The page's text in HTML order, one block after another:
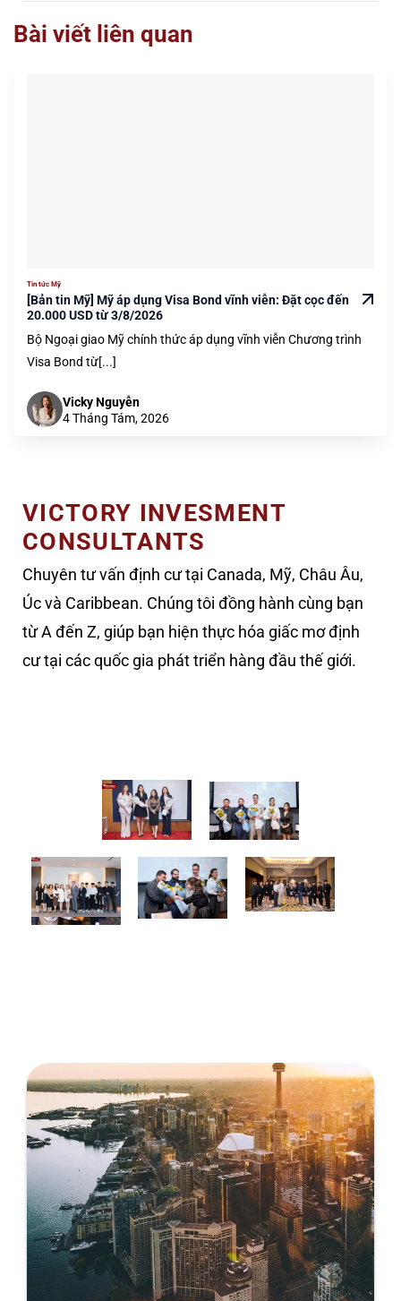
Bài viết liên quan
Tin tức Mỹ
[Bản tin Mỹ] Mỹ áp dụng Visa Bond vĩnh viễn: Đặt cọc đến
20.000 USD từ 3/8/2026
Bộ Ngoại giao Mỹ chính thức áp dụng vĩnh viễn Chương trình
Visa Bond từ[...]
Vicky Nguyễn
4 Tháng Tám, 2026
VICTORY INVESMENT
CONSULTANTS
Chuyên tư vấn định cư tại Canada, Mỹ, Châu Âu,
Úc và Caribbean. Chúng tôi đồng hành cùng bạn
từ A đến Z, giúp bạn hiện thực hóa giấc mơ định
cư tại các quốc gia phát triển hàng đầu thế giới.